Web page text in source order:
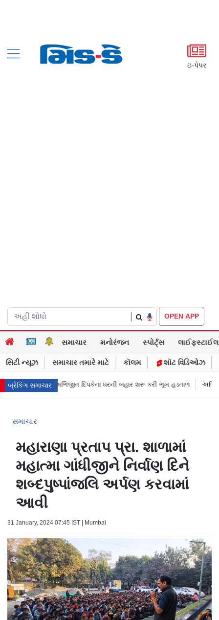
ઇ-પેપર
OPEN APP
સમાચાર મનોરંજન સ્પોર્ટ્સ લાઈફસ્ટાઈલ
સિટી ન્યૂઝ સમાચાર તમારે માટે કૉલમ શૉટ વિડિઓઝ
બ્રેકિંગ સમાચાર
CJPના અભિજીત દિપકેના ઘરની બહાર શરૂ કરી ભૂખ હડતાળ અભિજીત
સમાચાર
મહારાણા પ્રતાપ પ્રા. શાળામાં
મહાત્મા ગાંધીજીને નિર્વાણ દિને
શબ્દપુષ્પાંજલિ અર્પણ કરવામાં
આવી
31 January, 2024 07:45 IST | Mumbai